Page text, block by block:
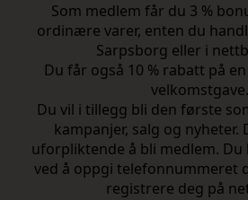
Som medlem får du 3 %
ordinære varer, enten du
Sarpsborg eller i
Du får også 10 % rabatt på
velkomstgave.
Du vil i tillegg bli den første
kampanjer, salg og nyheter.
uforpliktende å bli medlem. Du
ved å oppgi telefonnummeret
registrere deg på